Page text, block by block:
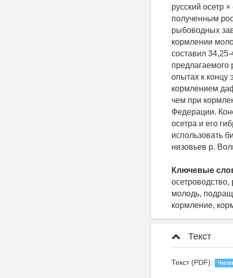
русский осетр
полученным
рыбоводных
кормлении
составил
опытах к концу
кормлением
чем при
Федерации.
осетра и его
использовать
низовьев р.
Ключевые
осетроводство,
молодь,
кормление,
Текст
Текст (PDF):